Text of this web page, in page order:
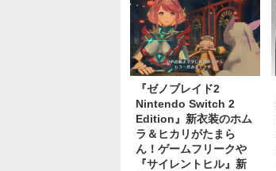
『ゼノブレイド2
Nintendo Switch 2
Edition』新衣装のホム
ラ＆ヒカリがたまら
ん！ゲームフリークや
『サイレントヒル』新